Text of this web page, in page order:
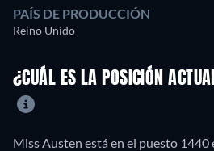
PAÍS DE PRODUCCIÓN
Reino Unido
¿CUÁL ES LA POSICIÓN
Miss Austen está en el puesto 1440